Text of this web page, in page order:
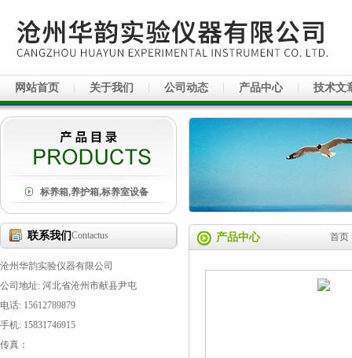
网站首页 关于我们 公司动态 产品中心 技术文
标养箱,养护箱,标养室设备
联系我们Contactus
沧州华韵实验仪器有限公司
公司地址: 河北省沧州市献县尹屯
电话: 15612789879
手机: 15831746915
传真：
产品中心 首页